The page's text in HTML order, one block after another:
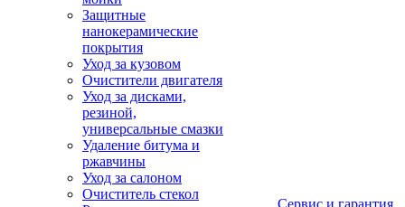
Защитные
нанокерамические
покрытия
Уход за кузовом
Очистители двигателя
Уход за дисками,
резиной,
универсальные смазки
Удаление битума и
ржавчины
Уход за салоном
Очиститель стекол
Сервис и гарантия